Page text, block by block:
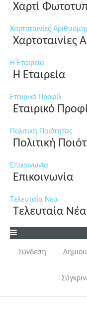
Χαρτί
Χαρτοταινίες
Χαρτοταινίες
Η Εταιρεία
Η Εταιρεία
Εταιρικό Προφίλ
Εταιρικό
Πολιτική Ποιότητας
Πολιτική
Επικοινωνία
Επικοινωνία
Τελευταία Νέα
Τελευταία Νέα
Σύνδεση